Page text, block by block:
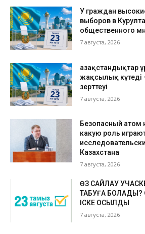
У граждан
выборов в
общественного
7 августа, 2026
Қазақстандықтар
жақсылық күтеді
зерттеуі
7 августа, 2026
Безопасный атом
какую роль
Казахстана
7 августа, 2026
ӨЗ САЙЛАУ
ТАБУҒА
ІСКЕ ҚОСЫЛДЫ
7 августа, 2026